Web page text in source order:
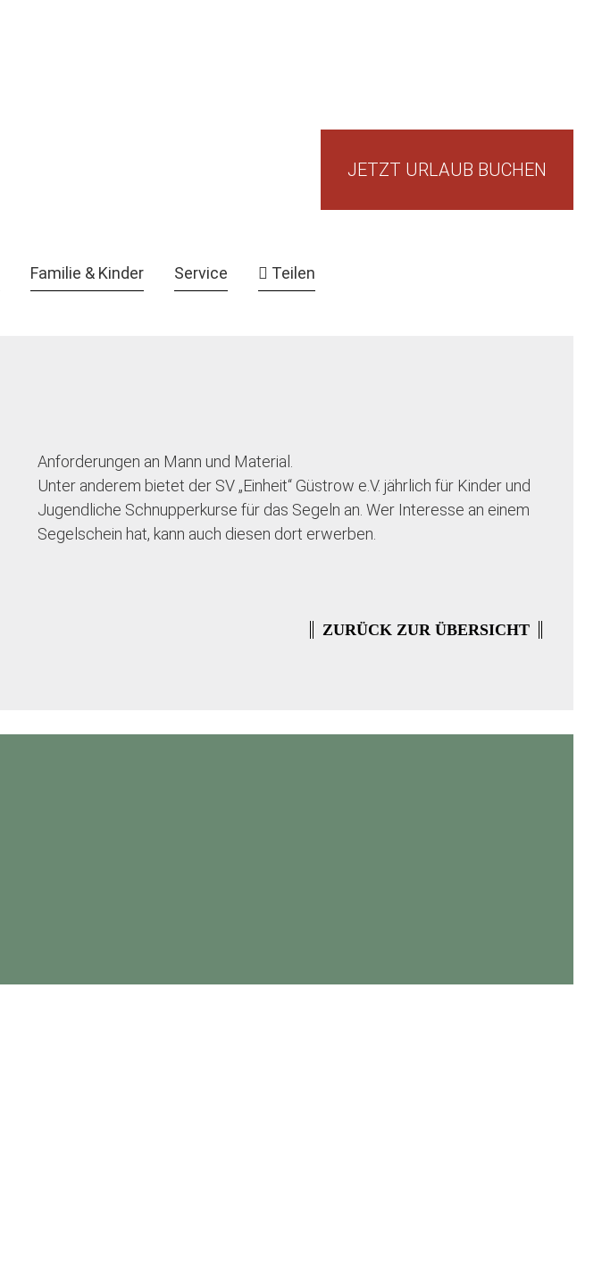
JETZT URLAUB BUCHEN
Familie & Kinder Service Teilen
Anforderungen an Mann und Material.
Unter anderem bietet der SV „Einheit“ Güstrow e.V. jährlich für Kinder und
Jugendliche Schnupperkurse für das Segeln an. Wer Interesse an einem
Segelschein hat, kann auch diesen dort erwerben.
ZURÜCK ZUR ÜBERSICHT